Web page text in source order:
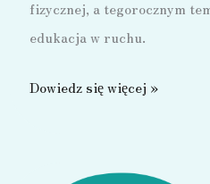
fizycznej, a tegorocznym
edukacja w ruchu.
Europejski
Szkolnego
Dowiedz się więcej »